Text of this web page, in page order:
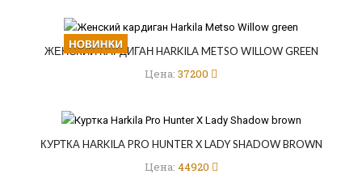
ЖЕНСКИЙ КАРДИГАН HARKILA METSO WILLOW GREEN
Цена: 37200
КУРТКА HARKILA PRO HUNTER X LADY SHADOW BROWN
Цена: 44920